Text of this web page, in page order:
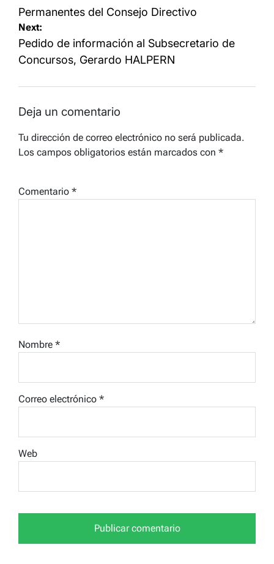
entradas
Permanentes del Consejo Directivo
Next:
Pedido de información al Subsecretario de
Concursos, Gerardo HALPERN
Deja un comentario
Tu dirección de correo electrónico no será publicada.
Los campos obligatorios están marcados con *
Comentario *
Nombre *
Correo electrónico *
Web